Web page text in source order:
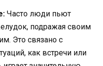
Часто люди пьют
подражая своим
Это связано с
как встречи или